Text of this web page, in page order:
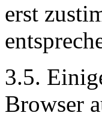
erst
3.5.
Browser